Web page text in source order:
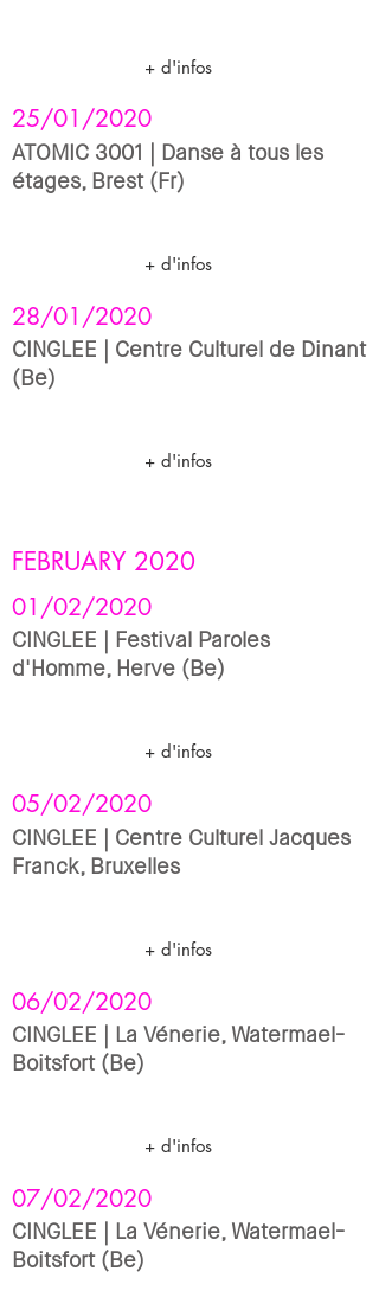
+ d'infos
25/01/2020
ATOMIC 3001 | Danse à tous les
étages, Brest (Fr)
+ d'infos
28/01/2020
CINGLEE | Centre Culturel de Dinant
(Be)
+ d'infos
FEBRUARY 2020
01/02/2020
CINGLEE | Festival Paroles
d'Homme, Herve (Be)
+ d'infos
05/02/2020
CINGLEE | Centre Culturel Jacques
Franck, Bruxelles
+ d'infos
06/02/2020
CINGLEE | La Vénerie, Watermael-
Boitsfort (Be)
+ d'infos
07/02/2020
CINGLEE | La Vénerie, Watermael-
Boitsfort (Be)